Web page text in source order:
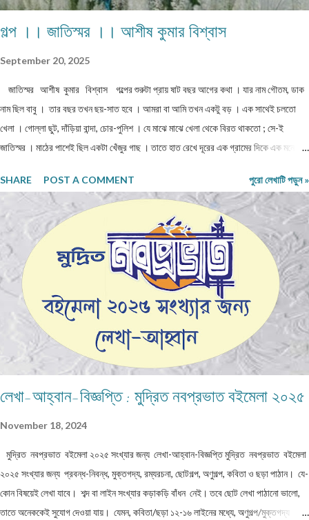
গল্প ।। জাতিস্মর ।। আশীষ কুমার বিশ্বাস
September 20, 2025
জাতিস্মর আশীষ কুমার বিশ্বাস গল্পের শুরুটা প্রায় ষাট বছর আগের কথা । যার নাম গৌতম, ডাক
নাম ছিল বাবু । তার বছর তখন ছয়-সাত হবে । আমরা বা আমি তখন একটু বড় । এক সাথেই চলতো
খেলা । গোল্লা ছুট, দাঁড়িয়া বান্দা, চোর-পুলিশ । যে মাঝে মাঝে খেলা থেকে বিরত থাকতো ; সে-ই
জাতিস্মর । মাঠের পাশেই ছিল একটা খেঁজুর গাছ । তাতে হাত রেখে দূরের এক গ্রামের দিকে এক মনে
চল্লিশ মিনিট লাগবে । মাঝে জলে ভরপুর দেখে কখনো যাওয়া হয়নি । বাবু কে যখন বলতাম, ওপারে কি
দেখছিস? ও বলতো, ওখানে আমার ছোট মা থাকে, দিদি থাকে, আমার ভুলু কুকুর থাকে । এ কথা আমাদের
বিশ্বাস হতো না । আবার খেলায় ফিরে যেতাম, খেলতাম । কিন্তু ও বসে বসে , ওপারের গাছ পালা , বাড়ি
ঘর দেখতো । কাছে গেলে বলতো , ওই যে সবুজ ,কচি কলাপাতা রঙের দালান বাড়ি, ওটাই আমাদের বাড়ি !
এই ভাবে মাস ছয়, বছর গড়াতে লাগলো । মনে প্রশ্ন জাগতে লাগলো, এ টা কি মন গড়া , বা বানিয়ে
বানিয়ে বলছে? সত্যি প্রকাশ হোল এক দিন । সে বাড়িতে কিছু ...
SHARE POST A COMMENT পুরো লেখাটি পড়ুন »
লেখা-আহ্বান-বিজ্ঞপ্তি : মুদ্রিত নবপ্রভাত বইমেলা ২০২৫
November 18, 2024
মুদ্রিত নবপ্রভাত বইমেলা ২০২৫ সংখ্যার জন্য লেখা-আহ্বান-বিজ্ঞপ্তি মুদ্রিত নবপ্রভাত বইমেলা
২০২৫ সংখ্যার জন্য প্রবন্ধ-নিবন্ধ, মুক্তগদ্য, রম্যরচনা, ছোটগল্প, অণুগল্প, কবিতা ও ছড়া পাঠান। যে-
কোন বিষয়েই লেখা যাবে। শব্দ বা লাইন সংখ্যার কড়াকড়ি বাঁধন নেই। তবে ছোট লেখা পাঠানো ভালো,
তাতে অনেককেই সুযোগ দেওয়া যায়। যেমন, কবিতা/ছড়া ১২-১৬ লাইনের মধ্যে, অণুগল্প/মুক্তগদ্য